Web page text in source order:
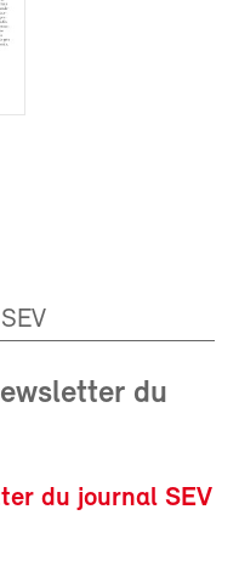
du
du journal SEV